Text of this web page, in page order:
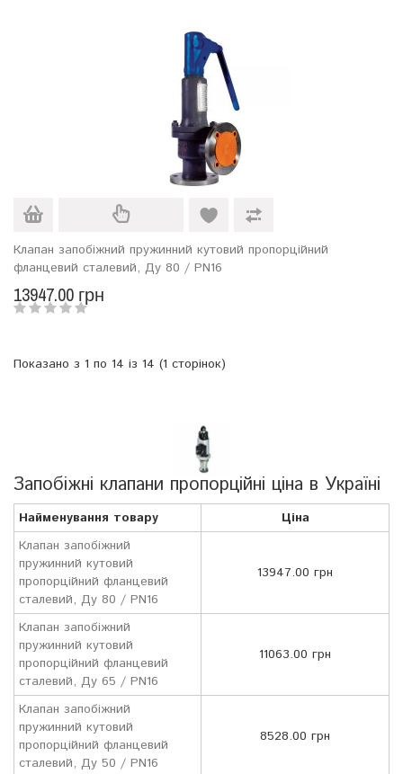
Клапан запобіжний пружинний кутовий пропорційний
фланцевий сталевий, Ду 80 / PN16
13947.00 грн
Показано з 1 по 14 із 14 (1 сторінок)
Запобіжні клапани пропорційні ціна в Україні
Найменування товару
Ціна
Клапан запобіжний
пружинний кутовий
пропорційний фланцевий
сталевий, Ду 80 / PN16
13947.00 грн
Клапан запобіжний
пружинний кутовий
пропорційний фланцевий
сталевий, Ду 65 / PN16
11063.00 грн
Клапан запобіжний
пружинний кутовий
пропорційний фланцевий
сталевий, Ду 50 / PN16
8528.00 грн